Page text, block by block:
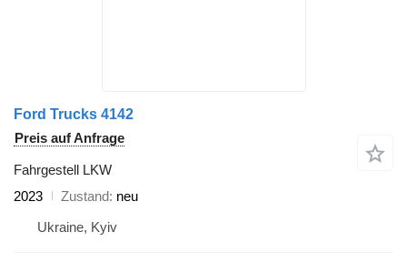
Ford Trucks 4142
Preis auf Anfrage
Fahrgestell LKW
2023
Zustand neu
Ukraine, Kyiv